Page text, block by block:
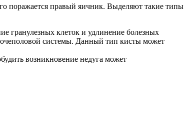
поражается правый яичник. Выделяют такие типы
гранулезных клеток и удлинение болезных
системы. Данный тип кисты может
возникновение недуга может